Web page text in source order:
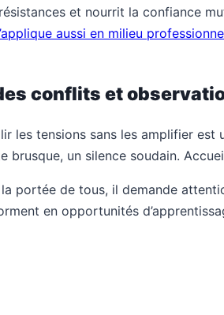
et nourrit la confiance
aussi en milieu
conflits et
les tensions sans les amplifier
brusque, un silence soudain.
portée de tous, il demande
en opportunités